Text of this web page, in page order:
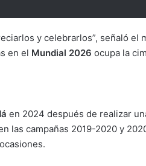
y celebrarlos”, señaló el
en el Mundial 2026 ocupa la
en 2024 después de realizar
las campañas 2019-2020 y